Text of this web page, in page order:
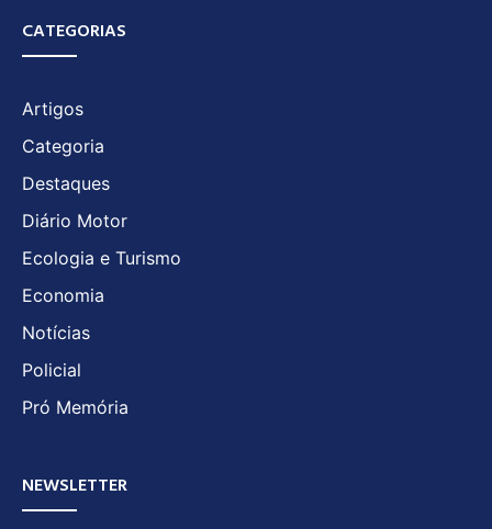
CATEGORIAS
Artigos
Categoria
Destaques
Diário Motor
Ecologia e Turismo
Economia
Notícias
Policial
Pró Memória
NEWSLETTER